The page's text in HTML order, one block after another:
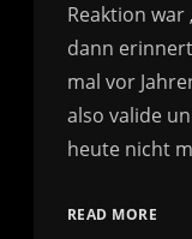
Reaktion war
dann
mal vor
also valide
heute nicht
READ MORE